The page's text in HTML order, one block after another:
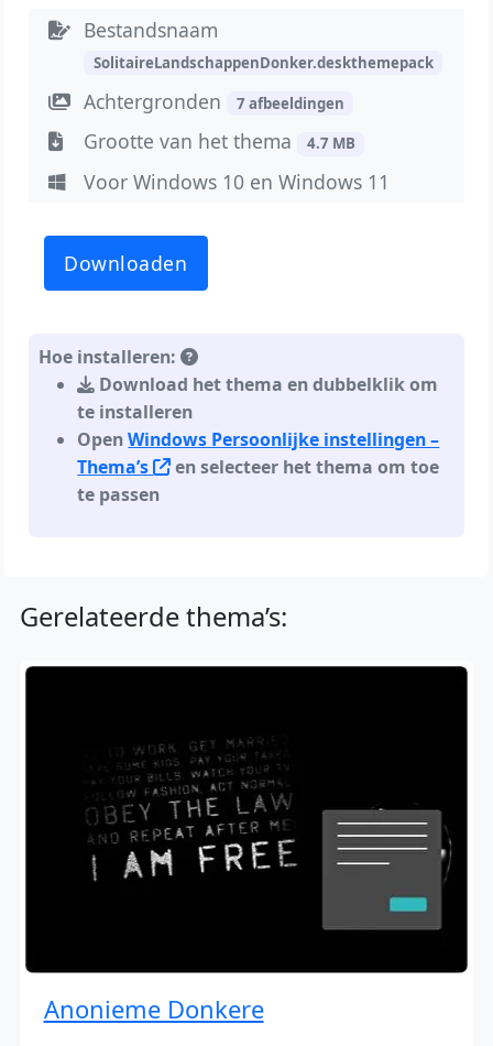
Bestandsnaam
SolitaireLandschappenDonker.deskthemepack
Achtergronden 7 afbeeldingen
Grootte van het thema 4.7 MB
Voor Windows 10 en Windows 11
Downloaden
Hoe installeren:
Download het thema en dubbelklik om
te installeren
OpenWindows Persoonlijke instellingen –
Thema’s
en selecteer het thema om toe
te passen
Gerelateerde thema’s:
Anonieme Donkere